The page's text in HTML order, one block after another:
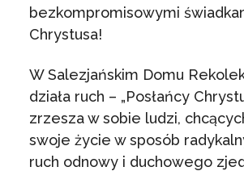
bezkompromisowymi
Chrystusa!
W Salezjańskim Domu
działa ruch – „Posłańcy
zrzesza w sobie ludzi,
swoje życie w sposób
ruch odnowy i duchowego